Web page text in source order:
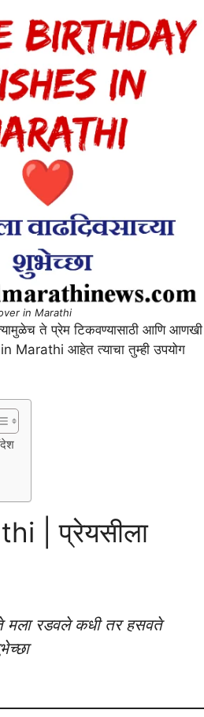
in Marathi
ते प्रेम टिकवण्यासाठी आणि आणखी
Marathi आहेत त्याचा तुम्ही उपयोग
| प्रेयसीला
मला रडवले कधी तर हसवते